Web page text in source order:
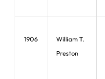
1906
William T.
Preston